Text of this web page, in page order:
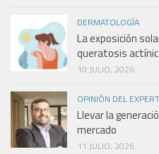
DERMATOLOGÍA
La exposición
queratosis
10 JULIO, 2026
OPINIÓN DEL
Llevar la
mercado
11 JULIO, 2026